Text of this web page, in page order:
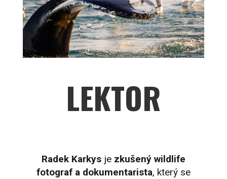
LEKTOR
Radek Karkysje zkušený wildlife
fotograf a dokumentarista, který se